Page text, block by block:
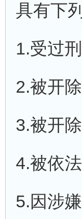
具有下
1.受过
2.被开
3.被开
4.被依
5.因涉